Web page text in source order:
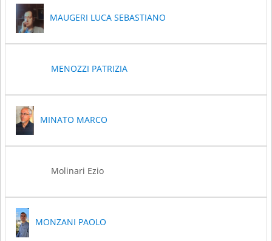
MAUGERI LUCA SEBASTIANO
MENOZZI PATRIZIA
MINATO MARCO
Molinari Ezio
MONZANI PAOLO